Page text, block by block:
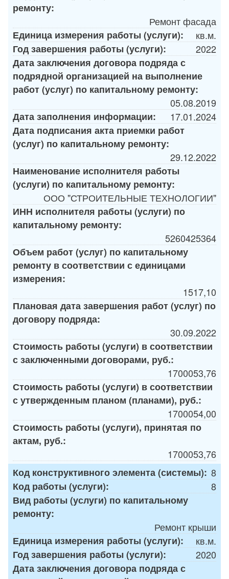
ремонту:
Ремонт фасада
Единица измерения работы (услуги):
кв.м.
Год завершения работы (услуги):
2022
Дата заключения договора подряда с
подрядной организацией на выполнение
работ (услуг) по капитальному ремонту:
05.08.2019
Дата заполнения информации:
17.01.2024
Дата подписания акта приемки работ
(услуг) по капитальному ремонту:
29.12.2022
Наименование исполнителя работы
(услуги) по капитальному ремонту:
ООО "СТРОИТЕЛЬНЫЕ ТЕХНОЛОГИИ"
ИНН исполнителя работы (услуги) по
капитальному ремонту:
5260425364
Объем работ (услуг) по капитальному
ремонту в соответствии с единицами
измерения:
1517,10
Плановая дата завершения работ (услуг) по
договору подряда:
30.09.2022
Стоимость работы (услуги) в соответствии
с заключенными договорами, руб.:
1700053,76
Стоимость работы (услуги) в соответствии
с утвержденным планом (планами), руб.:
1700054,00
Стоимость работы (услуги), принятая по
актам, руб.:
1700053,76
Код конструктивного элемента (системы): 8
Код работы (услуги):
8
Вид работы (услуги) по капитальному
ремонту:
Ремонт крыши
Единица измерения работы (услуги):
кв.м.
Год завершения работы (услуги):
2020
Дата заключения договора подряда с